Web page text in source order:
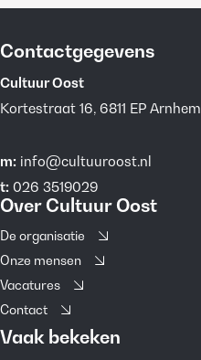
Contactgegevens
Cultuur Oost
Kortestraat 16, 6811 EP Arnhem
m: info@cultuuroost.nl
t: 026 3519029
Over Cultuur Oost
De organisatie
Onze mensen
Vacatures
Contact
Vaak bekeken